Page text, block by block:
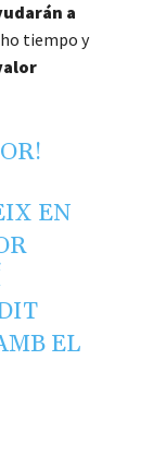
a
tiempo y
EN
EL